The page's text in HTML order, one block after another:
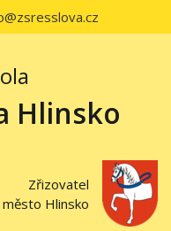
Hlinsko
Zřizovatel
město Hlinsko